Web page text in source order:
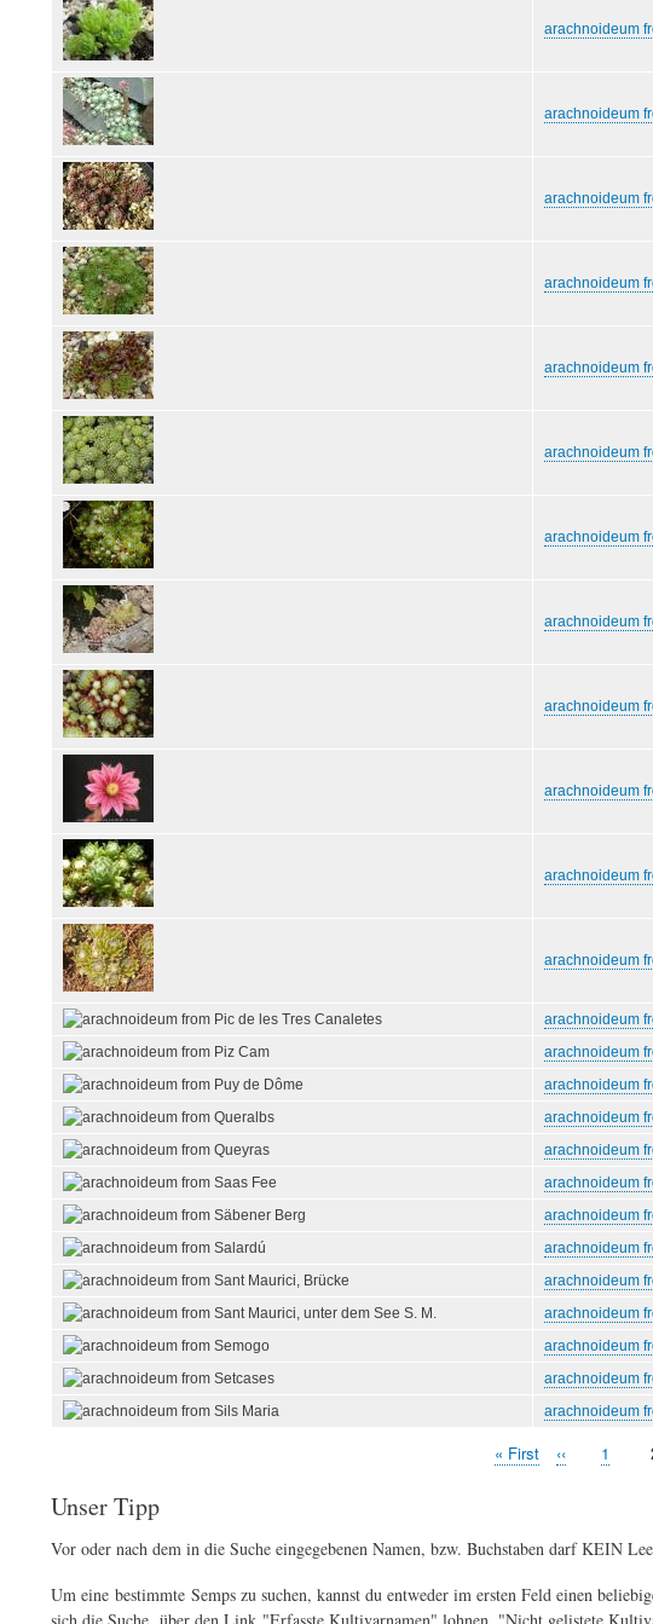
arachnoideum
arachnoideum
arachnoideum
arachnoideum
arachnoideum
arachnoideum
arachnoideum
arachnoideum
arachnoideum
arachnoideum
arachnoideum
arachnoideum
arachnoideum
arachnoideum
arachnoideum
arachnoideum
arachnoideum
arachnoideum
arachnoideum
arachnoideum
arachnoideum
arachnoideum
arachnoideum
arachnoideum
arachnoideum
Erste
« First
Vorherige
‹‹ Seite
1
Unser Tipp
Vor oder nach dem in die Suche eingegebenen Namen, bzw. Buchstaben darf KEIN
Um eine bestimmte Semps zu suchen, kannst du entweder im ersten Feld einen
sich die Suche über den Link "Erfasste Kultivarnamen" lohnen. "Nicht gelistete